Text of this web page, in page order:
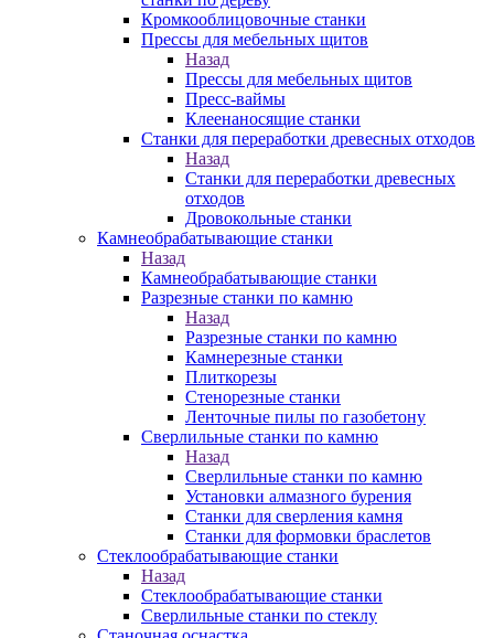
Кромкооблицовочные станки
Прессы для мебельных щитов
Назад
Прессы для мебельных щитов
Пресс-ваймы
Клеенаносящие станки
Станки для переработки древесных отходов
Назад
Станки для переработки древесных
отходов
Дровокольные станки
Камнеобрабатывающие станки
Назад
Камнеобрабатывающие станки
Разрезные станки по камню
Назад
Разрезные станки по камню
Камнерезные станки
Плиткорезы
Стенорезные станки
Ленточные пилы по газобетону
Сверлильные станки по камню
Назад
Сверлильные станки по камню
Установки алмазного бурения
Станки для сверления камня
Станки для формовки браслетов
Стеклообрабатывающие станки
Назад
Стеклообрабатывающие станки
Сверлильные станки по стеклу